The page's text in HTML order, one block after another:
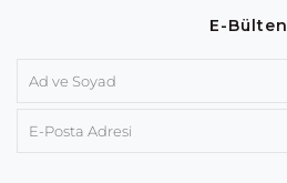
E-Bülten